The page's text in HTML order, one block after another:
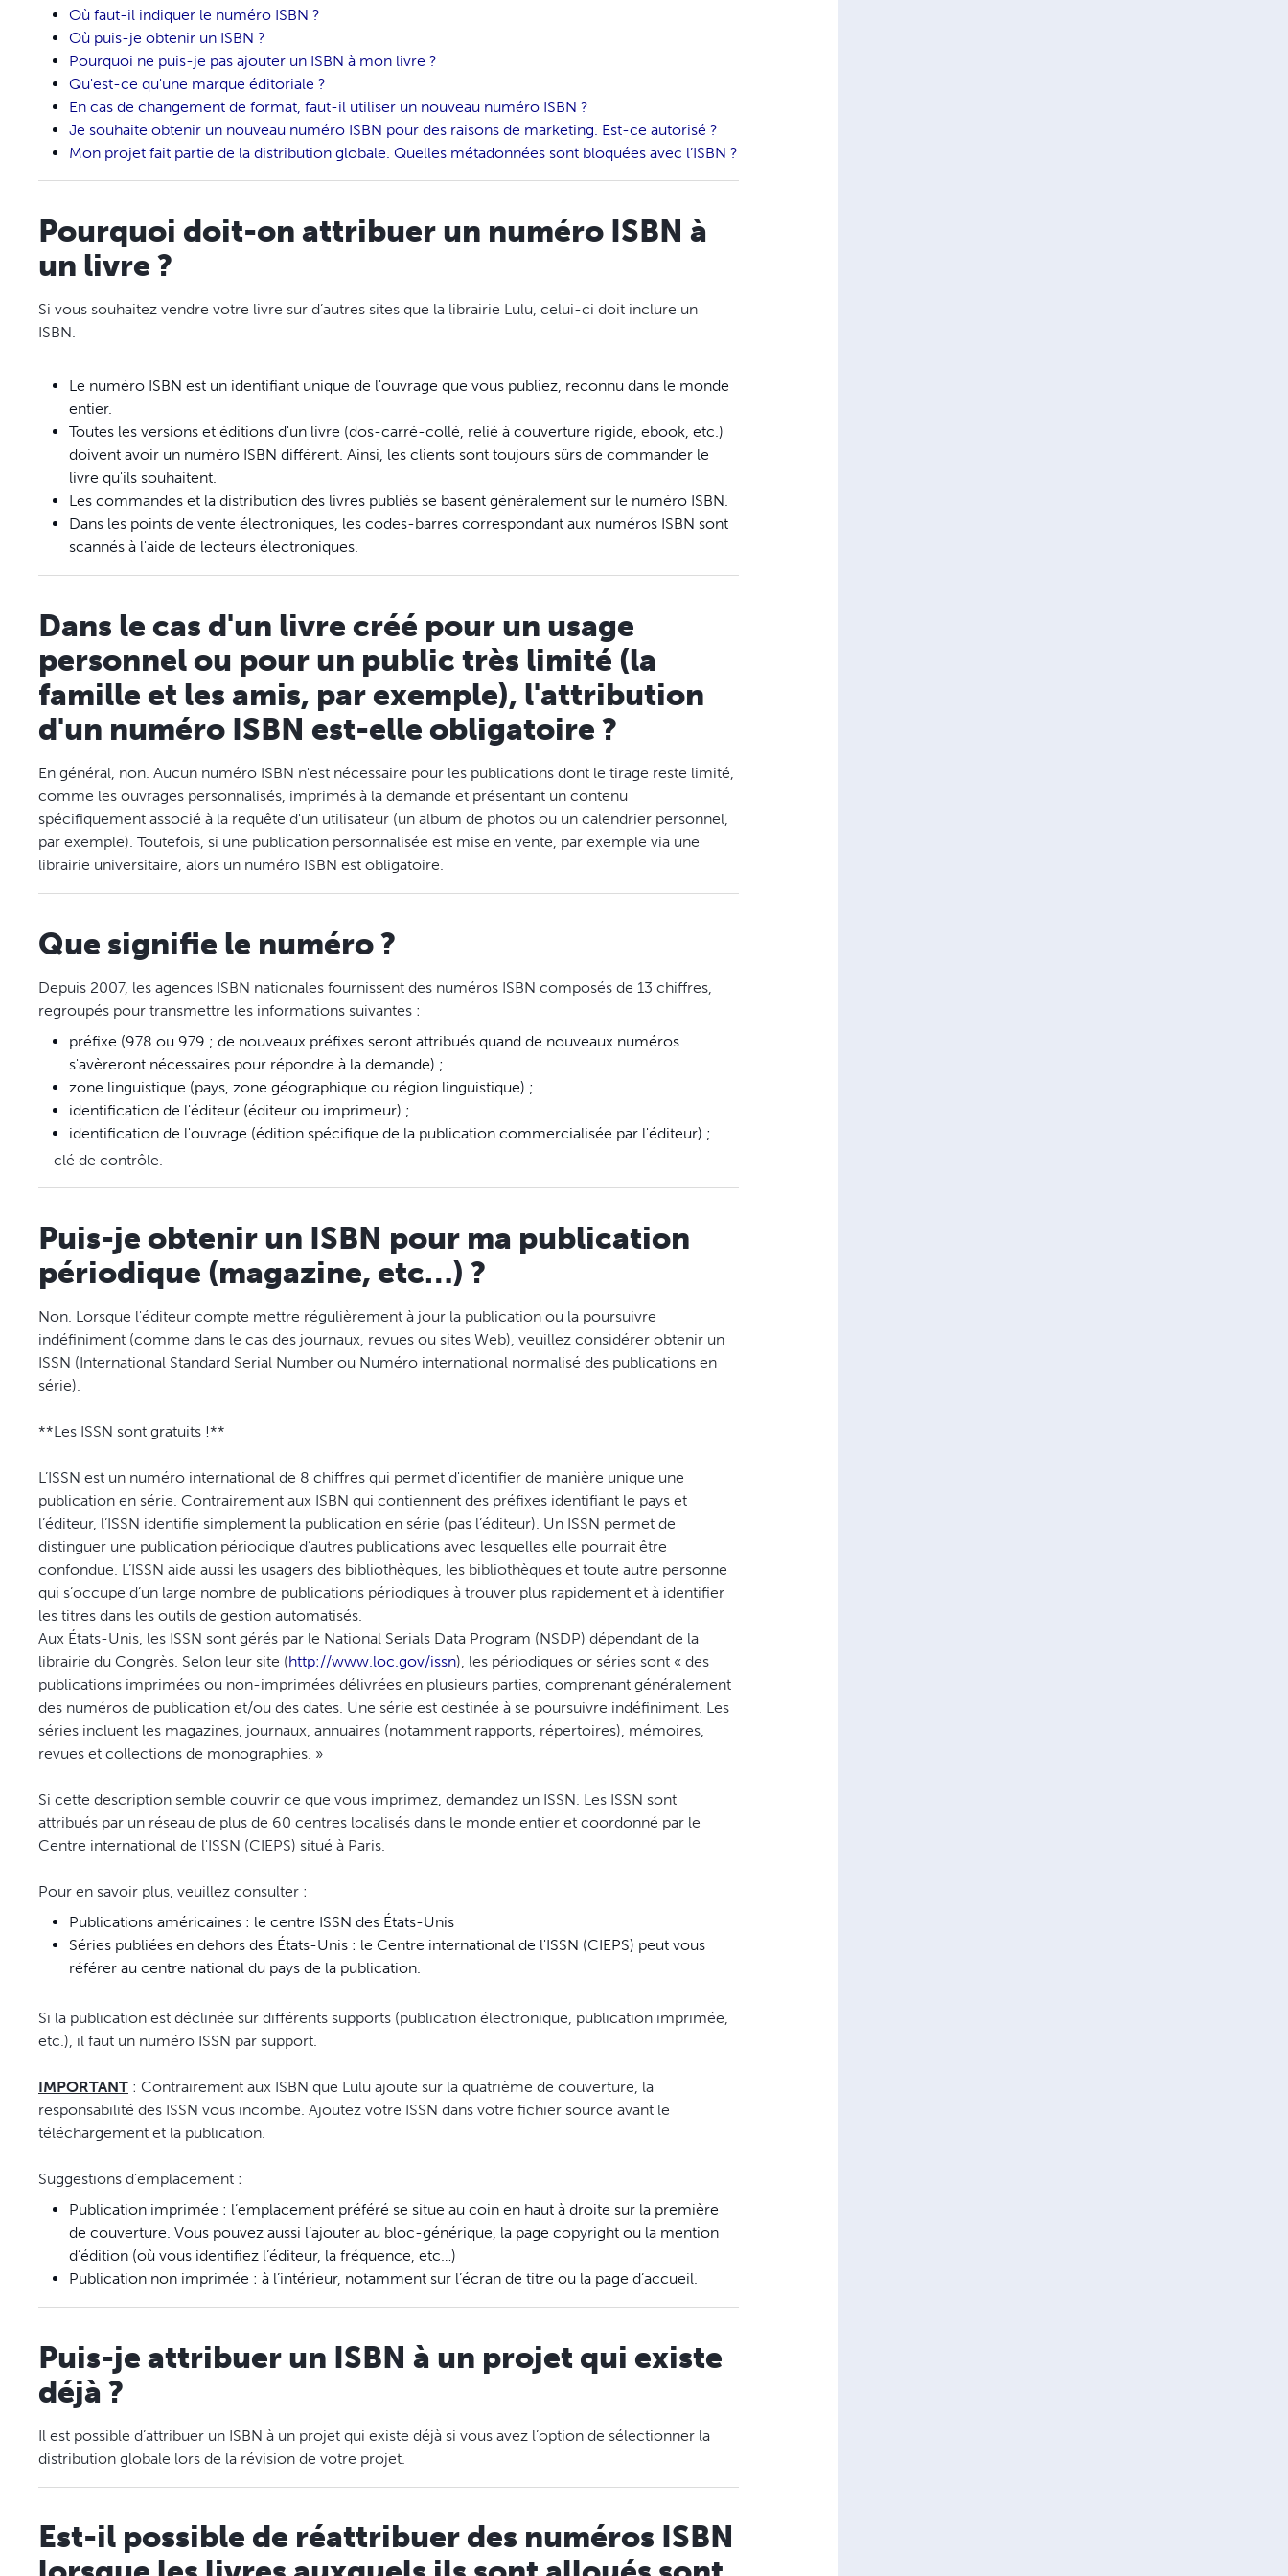
Où faut-il indiquer le numéro ISBN ?
Où puis-je obtenir un ISBN ?
Pourquoi ne puis-je pas ajouter un ISBN à mon livre ?
Qu'est-ce qu'une marque éditoriale ?
En cas de changement de format, faut-il utiliser un nouveau numéro ISBN ?
Je souhaite obtenir un nouveau numéro ISBN pour des raisons de marketing. Est-ce autorisé ?
Mon projet fait partie de la distribution globale. Quelles métadonnées sont bloquées avec l’ISBN ?
Pourquoi doit-on attribuer un numéro ISBN à
un livre ?
Si vous souhaitez vendre votre livre sur d’autres sites que la librairie Lulu, celui-ci doit inclure un
ISBN.
Le numéro ISBN est un identifiant unique de l'ouvrage que vous publiez, reconnu dans le monde
entier.
Toutes les versions et éditions d'un livre (dos-carré-collé, relié à couverture rigide, ebook, etc.)
doivent avoir un numéro ISBN différent. Ainsi, les clients sont toujours sûrs de commander le
livre qu'ils souhaitent.
Les commandes et la distribution des livres publiés se basent généralement sur le numéro ISBN.
Dans les points de vente électroniques, les codes-barres correspondant aux numéros ISBN sont
scannés à l'aide de lecteurs électroniques.
Dans le cas d'un livre créé pour un usage
personnel ou pour un public très limité (la
famille et les amis, par exemple), l'attribution
d'un numéro ISBN est-elle obligatoire ?
En général, non. Aucun numéro ISBN n'est nécessaire pour les publications dont le tirage reste limité,
comme les ouvrages personnalisés, imprimés à la demande et présentant un contenu
spécifiquement associé à la requête d'un utilisateur (un album de photos ou un calendrier personnel,
par exemple). Toutefois, si une publication personnalisée est mise en vente, par exemple via une
librairie universitaire, alors un numéro ISBN est obligatoire.
Que signifie le numéro ?
Depuis 2007, les agences ISBN nationales fournissent des numéros ISBN composés de 13 chiffres,
regroupés pour transmettre les informations suivantes :
préfixe (978 ou 979 ; de nouveaux préfixes seront attribués quand de nouveaux numéros
s'avèreront nécessaires pour répondre à la demande) ;
zone linguistique (pays, zone géographique ou région linguistique) ;
identification de l'éditeur (éditeur ou imprimeur) ;
identification de l'ouvrage (édition spécifique de la publication commercialisée par l'éditeur) ;
clé de contrôle.
Puis-je obtenir un ISBN pour ma publication
périodique (magazine, etc…) ?
Non. Lorsque l'éditeur compte mettre régulièrement à jour la publication ou la poursuivre
indéfiniment (comme dans le cas des journaux, revues ou sites Web), veuillez considérer obtenir un
ISSN (International Standard Serial Number ou Numéro international normalisé des publications en
série).
**Les ISSN sont gratuits !**
L’ISSN est un numéro international de 8 chiffres qui permet d'identifier de manière unique une
publication en série. Contrairement aux ISBN qui contiennent des préfixes identifiant le pays et
l’éditeur, l’ISSN identifie simplement la publication en série (pas l’éditeur). Un ISSN permet de
distinguer une publication périodique d’autres publications avec lesquelles elle pourrait être
confondue. L’ISSN aide aussi les usagers des bibliothèques, les bibliothèques et toute autre personne
qui s’occupe d’un large nombre de publications périodiques à trouver plus rapidement et à identifier
les titres dans les outils de gestion automatisés.
Aux États-Unis, les ISSN sont gérés par le National Serials Data Program (NSDP) dépendant de la
librairie du Congrès. Selon leur site (http://www.loc.gov/issn), les périodiques or séries sont « des
publications imprimées ou non-imprimées délivrées en plusieurs parties, comprenant généralement
des numéros de publication et/ou des dates. Une série est destinée à se poursuivre indéfiniment. Les
séries incluent les magazines, journaux, annuaires (notamment rapports, répertoires), mémoires,
revues et collections de monographies. »
Si cette description semble couvrir ce que vous imprimez, demandez un ISSN. Les ISSN sont
attribués par un réseau de plus de 60 centres localisés dans le monde entier et coordonné par le
Centre international de l'ISSN (CIEPS) situé à Paris.
Pour en savoir plus, veuillez consulter :
Publications américaines : le centre ISSN des États-Unis
Séries publiées en dehors des États-Unis : le Centre international de l'ISSN (CIEPS) peut vous
référer au centre national du pays de la publication.
Si la publication est déclinée sur différents supports (publication électronique, publication imprimée,
etc.), il faut un numéro ISSN par support.
IMPORTANT : Contrairement aux ISBN que Lulu ajoute sur la quatrième de couverture, la
responsabilité des ISSN vous incombe. Ajoutez votre ISSN dans votre fichier source avant le
téléchargement et la publication.
Suggestions d’emplacement :
Publication imprimée : l’emplacement préféré se situe au coin en haut à droite sur la première
de couverture. Vous pouvez aussi l’ajouter au bloc-générique, la page copyright ou la mention
d’édition (où vous identifiez l’éditeur, la fréquence, etc…)
Publication non imprimée : à l’intérieur, notamment sur l’écran de titre ou la page d’accueil.
Puis-je attribuer un ISBN à un projet qui existe
déjà ?
Il est possible d’attribuer un ISBN à un projet qui existe déjà si vous avez l’option de sélectionner la
distribution globale lors de la révision de votre projet.
Est-il possible de réattribuer des numéros ISBN